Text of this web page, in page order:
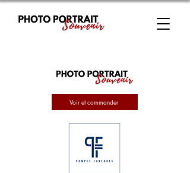
Voir et commander